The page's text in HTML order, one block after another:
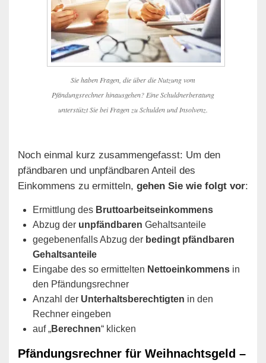
Sie haben Fragen, die über die Nutzung vom
Pfändungsrechner hinausgehen? Eine Schuldnerberatung
unterstützt Sie bei Fragen zu Schulden und Insolvenz.
Noch einmal kurz zusammengefasst: Um den
pfändbaren und unpfändbaren Anteil des
Einkommens zu ermitteln, gehen Sie wie folgt vor:
Ermittlung des Bruttoarbeitseinkommens
Abzug der unpfändbaren Gehaltsanteile
gegebenenfalls Abzug der bedingt pfändbaren
Gehaltsanteile
Eingabe des so ermittelten Nettoeinkommens in
den Pfändungsrechner
Anzahl der Unterhaltsberechtigten in den
Rechner eingeben
auf „Berechnen“ klicken
Pfändungsrechner für Weihnachtsgeld –